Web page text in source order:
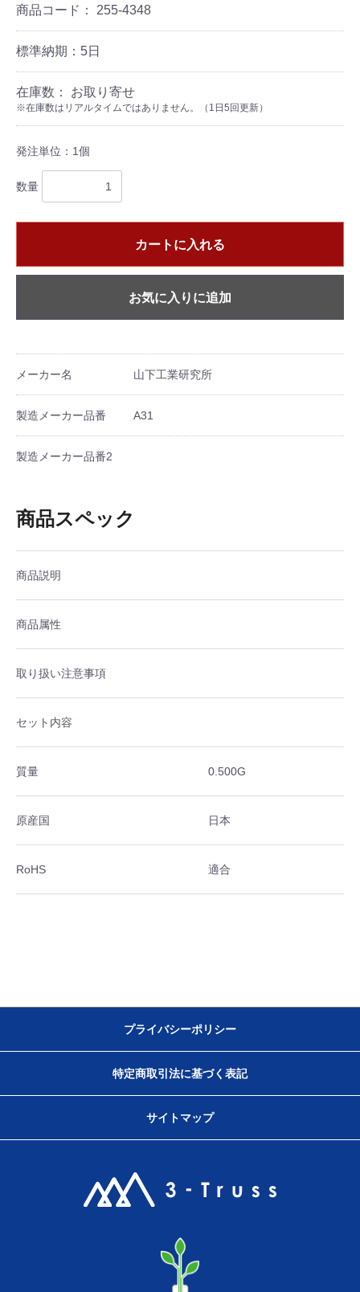
商品コード： 255-4348
標準納期：5日
在庫数： お取り寄せ
※在庫数はリアルタイムではありません。（1日5回更新）
発注単位：1個
数量
カートに入れる
お気に入りに追加
メーカー名 山下工業研究所
製造メーカー品番 A31
製造メーカー品番2
商品スペック
商品説明
商品属性
取り扱い注意事項
セット内容
質量 0.500G
原産国 日本
RoHS 適合
プライバシーポリシー
特定商取引法に基づく表記
サイトマップ